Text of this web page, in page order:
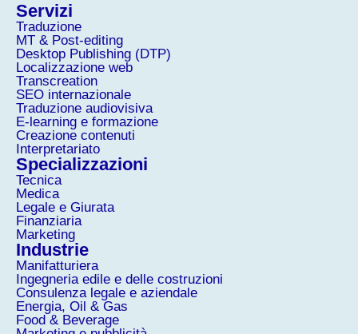
Servizi
Traduzione
MT & Post-editing
Desktop Publishing (DTP)
Localizzazione web
Transcreation
SEO internazionale
Traduzione audiovisiva
E-learning e formazione
Creazione contenuti
Interpretariato
Specializzazioni
Tecnica
Medica
Legale e Giurata
Finanziaria
Marketing
Industrie
Manifatturiera
Ingegneria edile e delle costruzioni
Consulenza legale e aziendale
Energia, Oil & Gas
Food & Beverage